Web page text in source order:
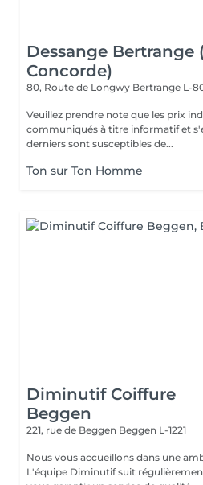
Dessange Bertrange
Concorde)
80, Route de Longwy Bertrange L-
Veuillez prendre note que les prix
communiqués à titre informatif et
derniers sont susceptibles de...
Ton sur Ton Homme
Diminutif Coiffure
Beggen
221, rue de Beggen Beggen L-1221
Nous vous accueillons dans une
L'équipe Diminutif suit